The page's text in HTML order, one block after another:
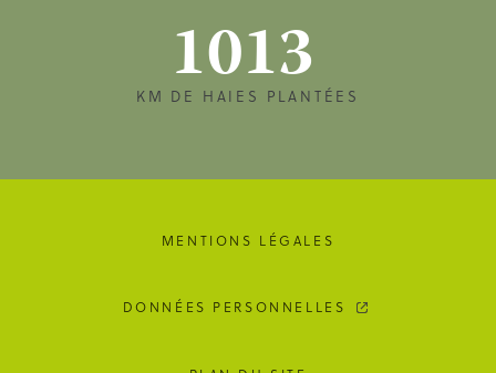
1013
KM DE HAIES PLANTÉES
MENTIONS LÉGALES
DONNÉES PERSONNELLES